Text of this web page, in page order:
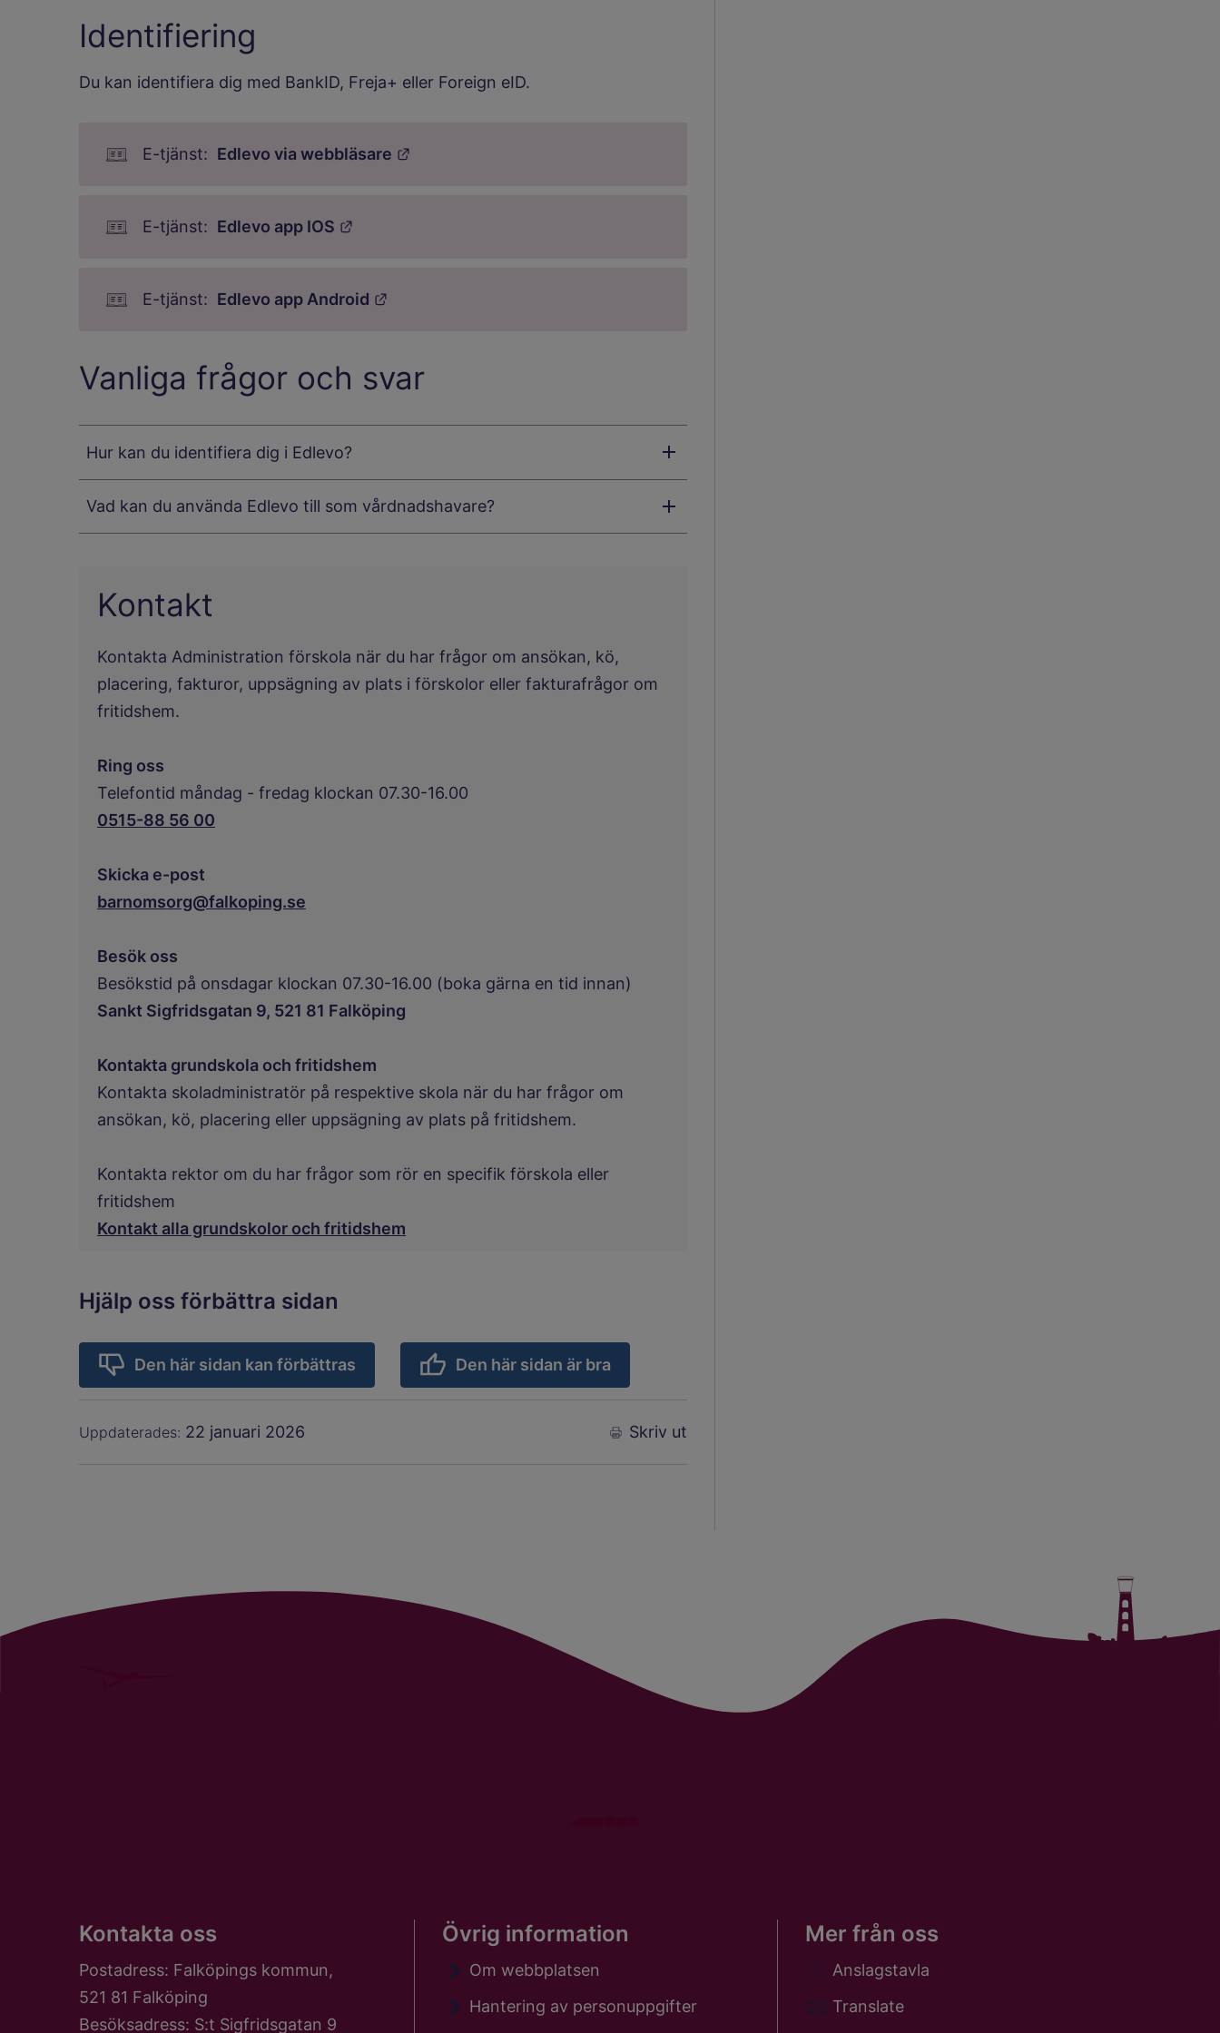
Identifiering
Du kan identifiera dig med BankID, Freja+ eller Foreign eID.
Edlevo via webbläsare
Edlevo app IOS
Edlevo app Android
Vanliga frågor och svar
Hur kan du identifiera dig i Edlevo?
Vad kan du använda Edlevo till som vårdnadshavare?
Kontakt
Kontakta Administration förskola när du har frågor om ansökan, kö,
placering, fakturor, uppsägning av plats i förskolor eller fakturafrågor om
fritidshem.
Ring oss
Telefontid måndag - fredag klockan 07.30-16.00
0515-88 56 00
Skicka e-post
barnomsorg@falkoping.se
Besök oss
Besökstid på onsdagar klockan 07.30-16.00 (boka gärna en tid innan)
Sankt Sigfridsgatan 9, 521 81 Falköping
Kontakta grundskola och fritidshem
Kontakta skoladministratör på respektive skola när du har frågor om
ansökan, kö, placering eller uppsägning av plats på fritidshem.
Kontakta rektor om du har frågor som rör en specifik förskola eller
fritidshem
Kontakt alla grundskolor och fritidshem
Hjälp oss förbättra sidan
Den här sidan kan förbättras Den här sidan är bra
Uppdaterades: 22 januari 2026 Skriv ut
Kontakta oss
Postadress: Falköpings kommun,
521 81 Falköping
Besöksadress: S:t Sigfridsgatan 9
Övrig information
Om webbplatsen
Hantering av personuppgifter
Mer från oss
Anslagstavla
Translate